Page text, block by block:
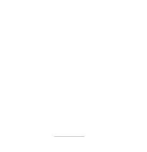
––––––––––